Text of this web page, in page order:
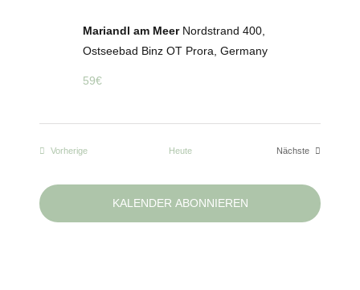
Mariandl am Meer Nordstrand 400,
Ostseebad Binz OT Prora, Germany
59€
VorherigeVeranstaltungen Heute
Nächste
KALENDER ABONNIEREN